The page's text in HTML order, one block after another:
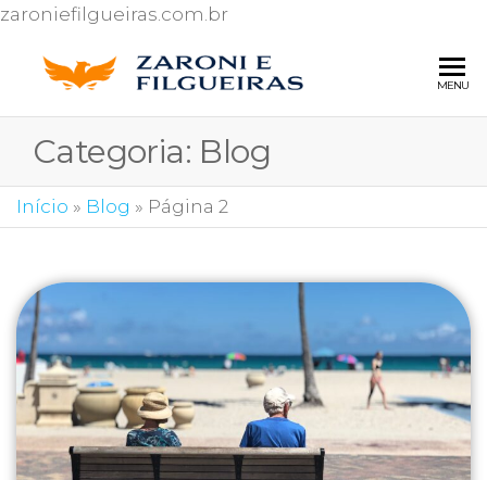
zaroniefilgueiras.com.br
ZARONI
Escritório de
e Ações
MENU
Categoria: Blog
Início » Blog » Página 2